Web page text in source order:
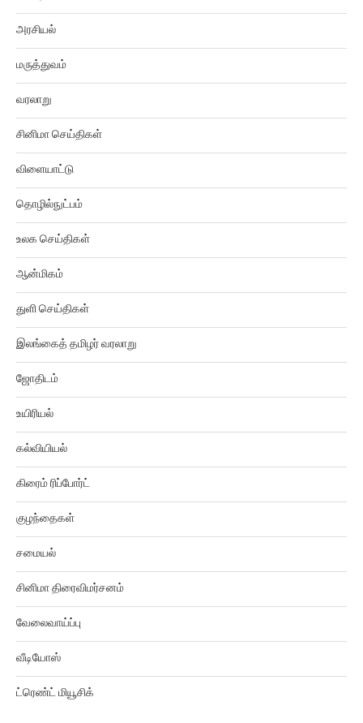
அரசியல்
மருத்துவம்
வரலாறு
சினிமா செய்திகள்
விளையாட்டு
தொழில்நுட்பம்
உலக செய்திகள்
ஆன்மிகம்
துளி செய்திகள்
இலங்கைத் தமிழர் வரலாறு
ஜோதிடம்
உயிரியல்
கல்வியியல்
கிரைம் ரிப்போர்ட்
குழந்தைகள்
சமையல்
சினிமா திரைவிமர்சனம்
வேலைவாய்ப்பு
வீடியோஸ்
ட்ரெண்ட் மியூசிக்